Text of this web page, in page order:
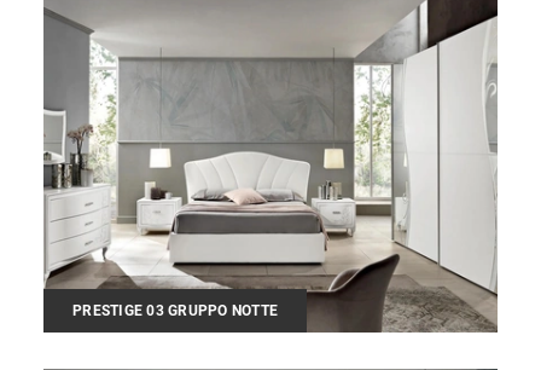
PRESTIGE 03 GRUPPO NOTTE